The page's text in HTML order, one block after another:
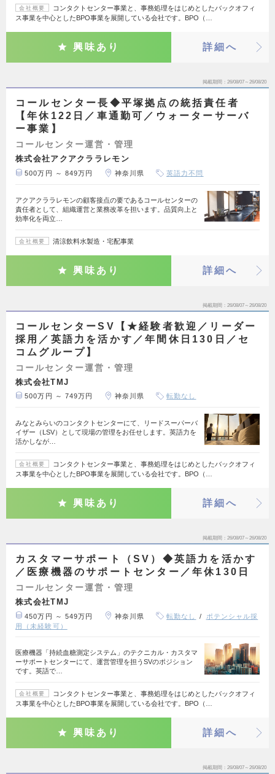
会社概要
コンタクトセンター事業と、事務処理をはじめとしたバックオフィ
ス事業を中心としたBPO事業を展開している会社です。BPO（…
興味あり 詳細へ
掲載期間 26/08/07～26/08/20
コールセンター長◆平塚拠点の統括責任者
【年休122日／車通勤可／ウォーターサーバ
ー事業】
コールセンター運営・管理
株式会社アクアクララレモン
500万円 ～ 849万円 神奈川県 英語力不問
アクアクララレモンの顧客接点の要であるコールセンターの
責任者として、組織運営と業務改革を担います。品質向上と
効率化を両立…
会社概要 清涼飲料水製造・宅配事業
興味あり 詳細へ
掲載期間 26/08/07～26/08/20
コールセンターSV【★経験者歓迎／リーダー
採用／英語力を活かす／年間休日130日／セ
コムグループ】
コールセンター運営・管理
株式会社TMJ
500万円 ～ 749万円 神奈川県 転勤なし
みなとみらいのコンタクトセンターにて、リードスーパーバ
イザー（LSV）として現場の管理をお任せします。英語力を
活かしなが…
会社概要
コンタクトセンター事業と、事務処理をはじめとしたバックオフィ
ス事業を中心としたBPO事業を展開している会社です。BPO（…
興味あり 詳細へ
掲載期間 26/08/07～26/08/20
カスタマーサポート（SV）◆英語力を活かす
／医療機器のサポートセンター／年休130日
コールセンター運営・管理
株式会社TMJ
450万円 ～ 549万円 神奈川県 転勤なし
ポテンシャル採
用（未経験可）
医療機器「持続血糖測定システム」のテクニカル・カスタマ
ーサポートセンターにて、運営管理を担うSVのポジション
です。英語で…
会社概要
コンタクトセンター事業と、事務処理をはじめとしたバックオフィ
ス事業を中心としたBPO事業を展開している会社です。BPO（…
興味あり 詳細へ
掲載期間 26/08/07～26/08/20